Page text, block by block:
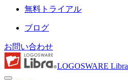
無料トライアル
ブログ
お問い合わせ
LOGOSWARE Libra